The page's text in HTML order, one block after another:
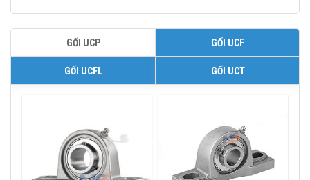
GỐI UCP GỐI UCF
GỐI UCFL GỐI UCT